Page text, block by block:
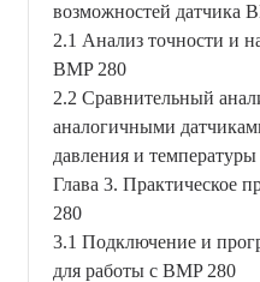
возможностей датчика
2.1 Анализ точности и
BMP 280
2.2 Сравнительный
аналогичными
давления и температуры
Глава 3. Практическое
280
3.1 Подключение и
для работы с BMP 280